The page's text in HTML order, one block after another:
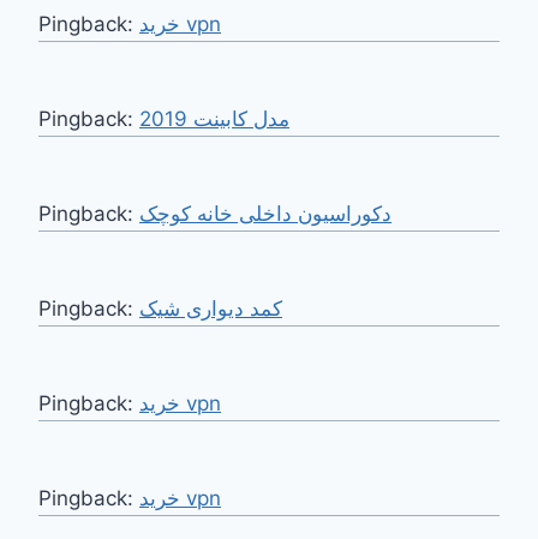
Pingback: خرید vpn
Pingback: مدل کابینت 2019
Pingback: دکوراسیون داخلی خانه کوچک
Pingback: کمد دیواری شیک
Pingback: خرید vpn
Pingback: خرید vpn